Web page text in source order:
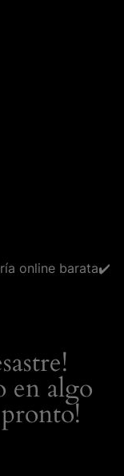
online barata✔️
en algo